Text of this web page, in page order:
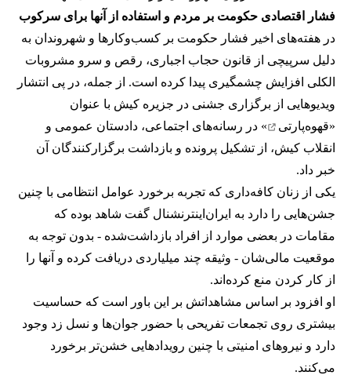
فشار اقتصادی حکومت بر مردم و استفاده از آنها برای سرکوب
در هفته‌های اخیر فشار حکومت بر کسب‌وکارها و شهروندان به
دلیل سرپیچی از قانون حجاب اجباری، رقص و سرو مشروبات
الکلی افزایش چشمگیری پیدا کرده است. از جمله، در پی انتشار
ویدیوهایی از برگزاری جشنی در جزیره کیش با عنوان
«قهوه‌پارتی
» در رسانه‌های اجتماعی، دادستان عمومی و
انقلاب کیش، از تشکیل پرونده و بازداشت برگزارکنندگان آن
خبر داد.
یکی از زنان کافه‌داری که تجربه برخورد عوامل انتظامی با چنین
جشن‌هایی را دارد به ایران‌اینترنشنال گفت شاهد بوده که
مقامات در بعضی موارد از افراد بازداشت‌‌شده - بدون توجه به
موقعیت مالی‌شان - وثیقه چند میلیاردی دریافت کرده و آنها را
از کار کردن منع کرده‌اند.
او افزود بر اساس مشاهداتش بر این باور است که حساسیت
بیشتری روی تجمعات تفریحی با حضور جوان‌ها و نسل زد وجود
دارد و نیروهای امنیتی با چنین رویدادهایی خشن‌تر برخورد
می‌کنند.